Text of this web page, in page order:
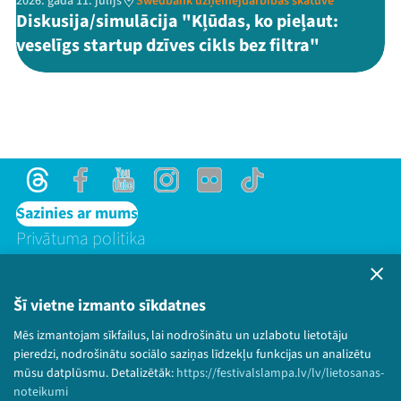
Šī vietne izmanto sīkdatnes
Mēs izmantojam sīkfailus, lai nodrošinātu un uzlabotu lietotāju
pieredzi, nodrošinātu sociālo saziņas līdzekļu funkcijas un analizētu
mūsu datplūsmu. Detalizētāk: https://festivalslampa.lv/lv/lietosanas-
noteikumi
Diskusija/simulācija "Kļūdas, ko pieļaut:
veselīgs startup dzīves cikls bez filtra"
ThreadsFacebookYoutubeInstagram
Flick TikTok
Sazinies ar mums
Privātuma politika
© 2026 Sarunu festivāls LAMPA Visas tiesības
paturētas.